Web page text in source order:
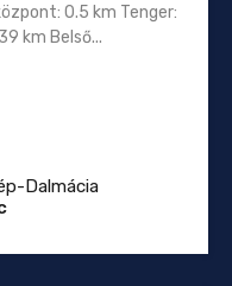
0.5 km Tenger:
km Belső...
Dalmácia